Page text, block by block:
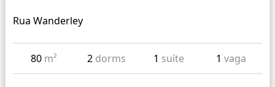
Rua Wanderley
80 m² 2 dorms 1 suíte 1 vaga